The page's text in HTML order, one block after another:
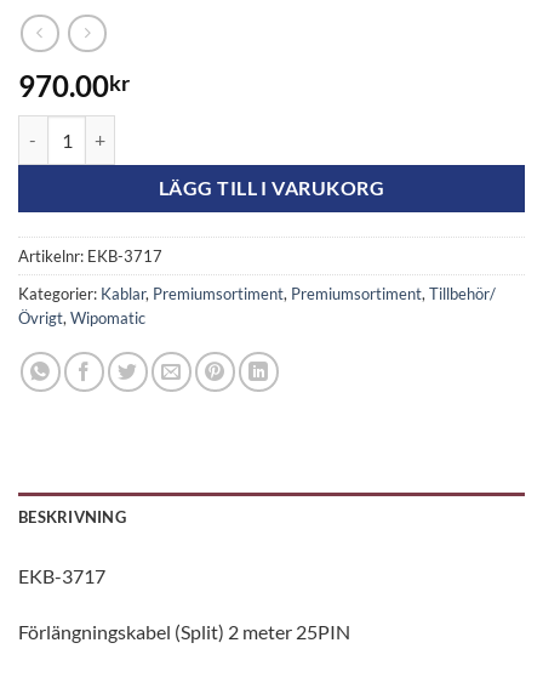
970.00kr
LÄGG TILL I VARUKORG
Artikelnr: EKB-3717
Kategorier: Kablar, Premiumsortiment, Premiumsortiment,Tillbehör/
Övrigt,Wipomatic
BESKRIVNING
EKB-3717
Förlängningskabel (Split) 2 meter 25PIN